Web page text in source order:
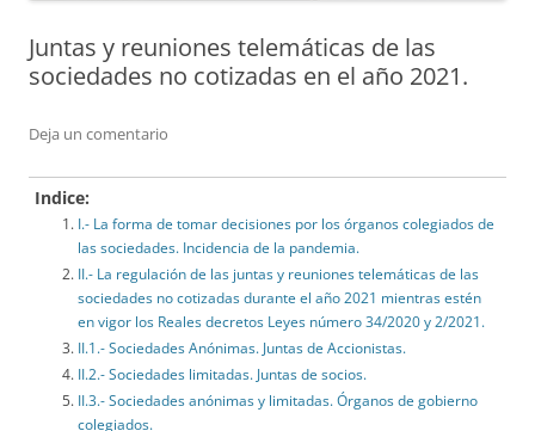
Juntas y reuniones telemáticas de las
sociedades no cotizadas en el año 2021.
Deja un comentario
Indice:
I.- La forma de tomar decisiones por los órganos colegiados de
las sociedades. Incidencia de la pandemia.
II.- La regulación de las juntas y reuniones telemáticas de las
sociedades no cotizadas durante el año 2021 mientras estén
en vigor los Reales decretos Leyes número 34/2020 y 2/2021.
II.1.- Sociedades Anónimas. Juntas de Accionistas.
II.2.- Sociedades limitadas. Juntas de socios.
II.3.- Sociedades anónimas y limitadas. Órganos de gobierno
colegiados.